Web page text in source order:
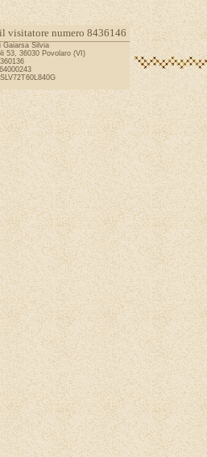
visitatore numero 8436146
Gaiarsa Silvia
53, 36030 Povolaro (VI)